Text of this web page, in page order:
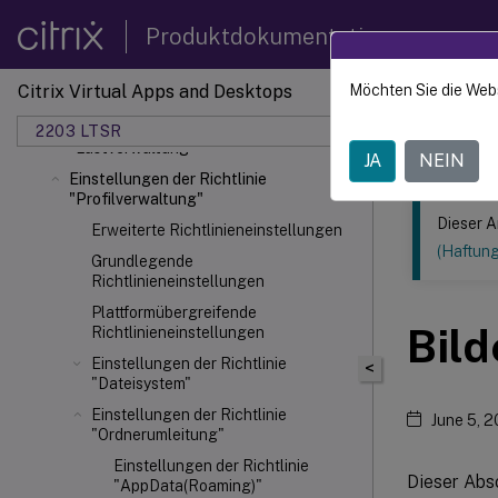
Produktdokumentation
Citrix Virtual Apps and Desktops
2203 LTSR
Einstellungen der Richtlinie "ICA"
Features
Einstellungen der Richtlinie
"Lastverwaltung"
Einstellungen der Richtlinie
"Profilverwaltung"
Erweiterte Richtlinieneinstellungen
Grundlegende
Richtlinieneinstellungen
Plattformübergreifende
Richtlinieneinstellungen
Einstellungen der Richtlinie
"Dateisystem"
Einstellungen der Richtlinie
"Ordnerumleitung"
Einstellungen der Richtlinie
"AppData(Roaming)"
Dieser Inhalt
Citrix
<
Dieser
June 5,
Dieser
Möchten Sie die
JA NEIN